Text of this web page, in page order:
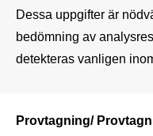
Dessa uppgifter är
bedömning av
detekteras vanligen
Provtagning/